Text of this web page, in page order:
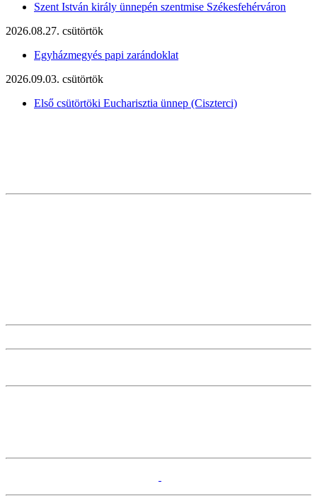
Szent István király ünnepén szentmise Székesfehérváron
2026.08.27. csütörtök
Egyházmegyés papi zarándoklat
2026.09.03. csütörtök
Első csütörtöki Eucharisztia ünnep (Ciszterci)